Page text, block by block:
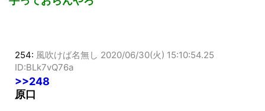
手っておらんやろ
254: 風吹けば名無し
ID:BLk7vQ76a
>>248
原口